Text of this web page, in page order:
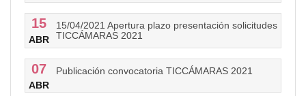
15
ABR
15/04/2021 Apertura plazo presentación solicitudes
TICCÁMARAS 2021
07
ABR
Publicación convocatoria TICCÁMARAS 2021